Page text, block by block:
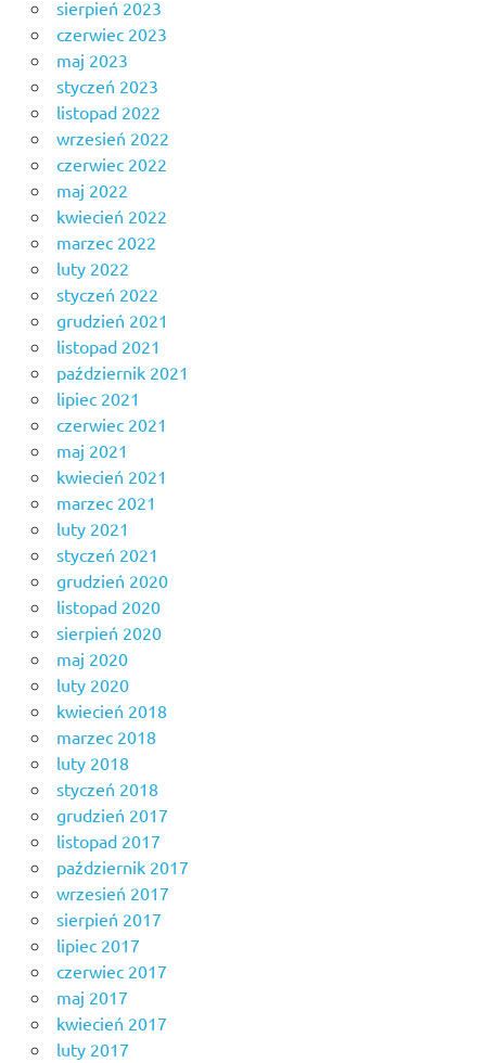
sierpień 2023
czerwiec 2023
maj 2023
styczeń 2023
listopad 2022
wrzesień 2022
czerwiec 2022
maj 2022
kwiecień 2022
marzec 2022
luty 2022
styczeń 2022
grudzień 2021
listopad 2021
październik 2021
lipiec 2021
czerwiec 2021
maj 2021
kwiecień 2021
marzec 2021
luty 2021
styczeń 2021
grudzień 2020
listopad 2020
sierpień 2020
maj 2020
luty 2020
kwiecień 2018
marzec 2018
luty 2018
styczeń 2018
grudzień 2017
listopad 2017
październik 2017
wrzesień 2017
sierpień 2017
lipiec 2017
czerwiec 2017
maj 2017
kwiecień 2017
luty 2017